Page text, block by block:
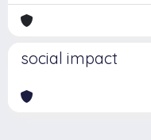
social impact